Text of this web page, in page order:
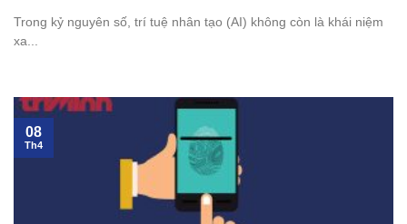
Trong kỷ nguyên số, trí tuệ nhân tạo (AI) không còn là khái niệm
xa...
08
Th4